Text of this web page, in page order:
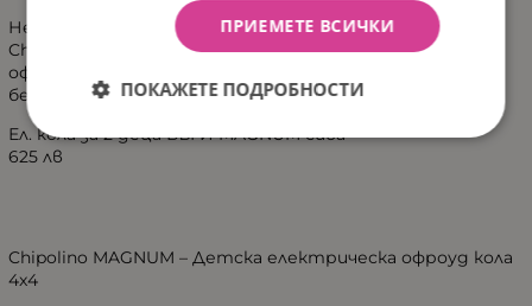
Независимо дали сте в двора или на разходка в парка,
Chipolino MAGNUM превръща всяко каране в истинско
офроуд приключение, изпълнено със стил, мощ и
безкрайно забавление!
Ел. кола за 2 деца БЪГИ MAGNUM сива
625 лв
Chipolino MAGNUM – Детска електрическа офроуд кола
4x4
ПРИЕМЕТЕ ВСИЧКИ
ПОКАЖЕТЕ ПОДРОБНОСТИ